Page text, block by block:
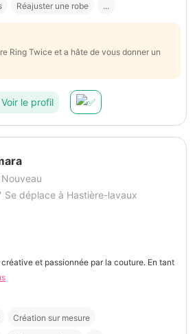
Réajuster une robe ...
Ring Twice et a hâte de vous donner un
Voir le profil
Nouveau
Se déplace à Hastière-lavaux
et passionnée par la couture. En tant
Création sur mesure